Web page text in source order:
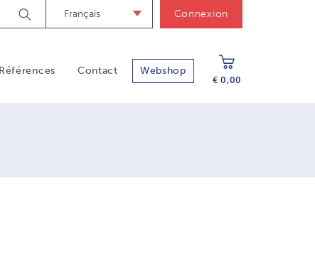
Zoek
Français Connexion
Références Contact Webshop
€ 0,00